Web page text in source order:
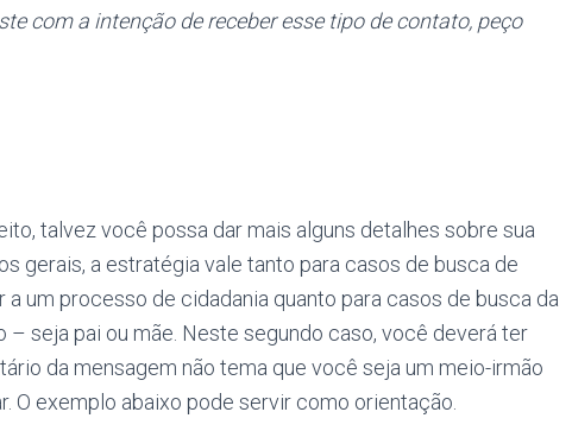
com a intenção de receber esse tipo de contato, peço
talvez você possa dar mais alguns detalhes sobre sua
gerais, a estratégia vale tanto para casos de busca de
um processo de cidadania quanto para casos de busca da
seja pai ou mãe. Neste segundo caso, você deverá ter
da mensagem não tema que você seja um meio-irmão
O exemplo abaixo pode servir como orientação.